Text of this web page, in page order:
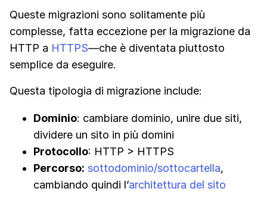
Queste migrazioni sono solitamente più
complesse, fatta eccezione per la migrazione da
HTTP a HTTPS—che è diventata piuttosto
semplice da eseguire.
Questa tipologia di migrazione include:
Dominio: cambiare dominio, unire due siti,
dividere un sito in più domini
Protocollo: HTTP > HTTPS
Percorso: sottodominio/sottocartella,
cambiando quindi l’architettura del sito